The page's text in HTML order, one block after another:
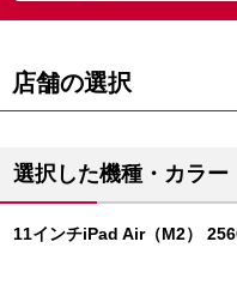
店舗の選択
選択した機種・カラー
11インチiPad Air（M2）